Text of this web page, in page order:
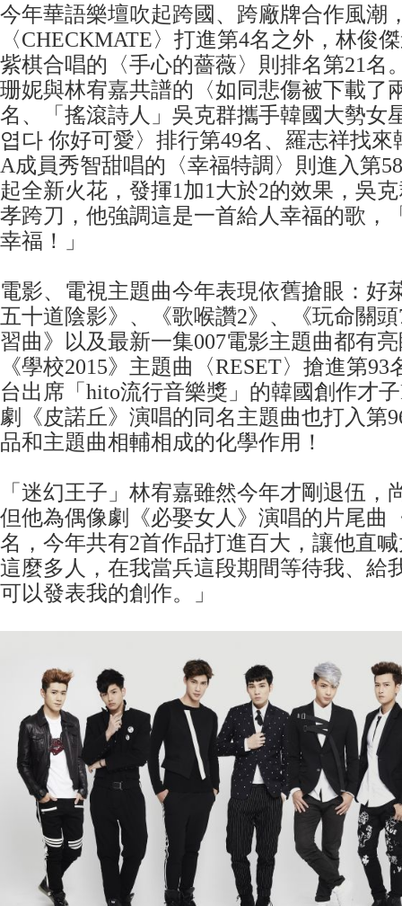
今年華語樂壇吹起跨國、跨廠牌合作風潮
〈CHECKMATE〉打進第4名之外，林俊
紫棋合唱的〈手心的薔薇〉則排名第21名
珊妮與林宥嘉共譜的〈如同悲傷被下載了
名、「搖滾詩人」吳克群攜手韓國大勢女
엽다 你好可愛〉排行第49名、羅志祥找來
A成員秀智甜唱的〈幸福特調〉則進入第
起全新火花，發揮1加1大於2的效果，吳
孝跨刀，他強調這是一首給人幸福的歌，
幸福！」
電影、電視主題曲今年表現依舊搶眼：好
五十道陰影》、《歌喉讚2》、《玩命關
習曲》以及最新一集007電影主題曲都有
《學校2015》主題曲〈RESET〉搶進第
台出席「hito流行音樂獎」的韓國創作才
劇《皮諾丘》演唱的同名主題曲也打入第
品和主題曲相輔相成的化學作用！
「迷幻王子」林宥嘉雖然今年才剛退伍，
但他為偶像劇《必娶女人》演唱的片尾曲
名，今年共有2首作品打進百大，讓他直
這麼多人，在我當兵這段期間等待我、給
可以發表我的創作。」